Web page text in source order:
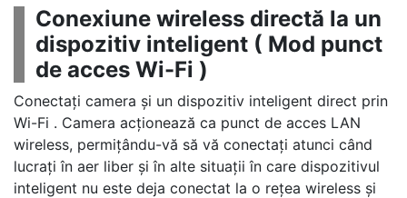
Conexiune wireless directă la un
dispozitiv inteligent ( Mod punct
de acces Wi-Fi )
Conectați camera și un dispozitiv inteligent direct prin
Wi-Fi . Camera acționează ca punct de acces LAN
wireless, permițându-vă să vă conectați atunci când
lucrați în aer liber și în alte situații în care dispozitivul
inteligent nu este deja conectat la o rețea wireless și